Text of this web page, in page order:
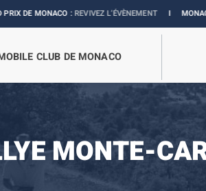
:REVIVEZ L’ÉVÈNEMENTIMONACO E-PRIX
CLUB DE MONACO
MONTE-